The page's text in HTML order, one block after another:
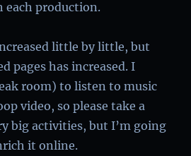
each production.
little by little, but
pages has increased. I
room) to listen to music
video, so please take a
big activities, but I’m going
it online.